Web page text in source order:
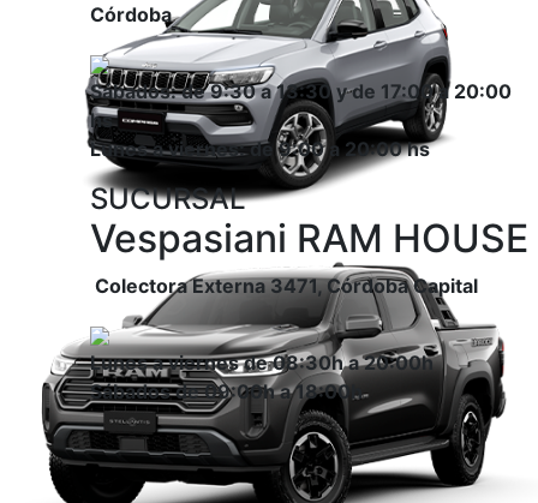
Córdoba
Sábados: de 9:30 a 13:30 y de 17:00 a 20:00
hs
Lunes a viernes: de 9:00 a 20:00 hs
SUCURSAL
Vespasiani RAM HOUSE
Colectora Externa 3471, Córdoba Capital
Lunes a viernes de 08:30h a 20:00h
Sábados de 09:00h a 18:00h